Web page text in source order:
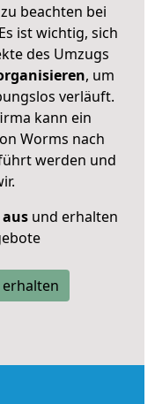
beachten bei
ist wichtig, sich
des Umzugs
, um
verläuft.
kann ein
Worms nach
werden und
und erhalten